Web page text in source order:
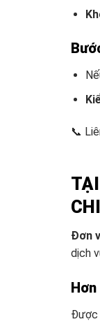
📞
Đơn
dịch
Được